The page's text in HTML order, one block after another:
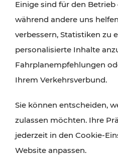
Einige sind für den
während andere uns
verbessern, Statistiken zu
personalisierte Inhalte
Fahrplanempfehlungen
Ihrem Verkehrsverbund.
Sie können entscheiden,
zulassen möchten. Ihre
jederzeit in den Cookie-
Website anpassen.